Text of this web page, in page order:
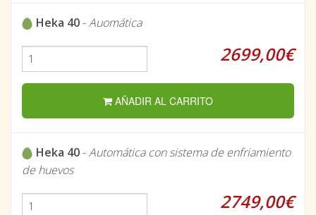
Heka 40-Auomática
2699,00€
AÑADIR AL CARRITO
Heka 40-Automática con sistema de enfriamiento
de huevos
2749,00€